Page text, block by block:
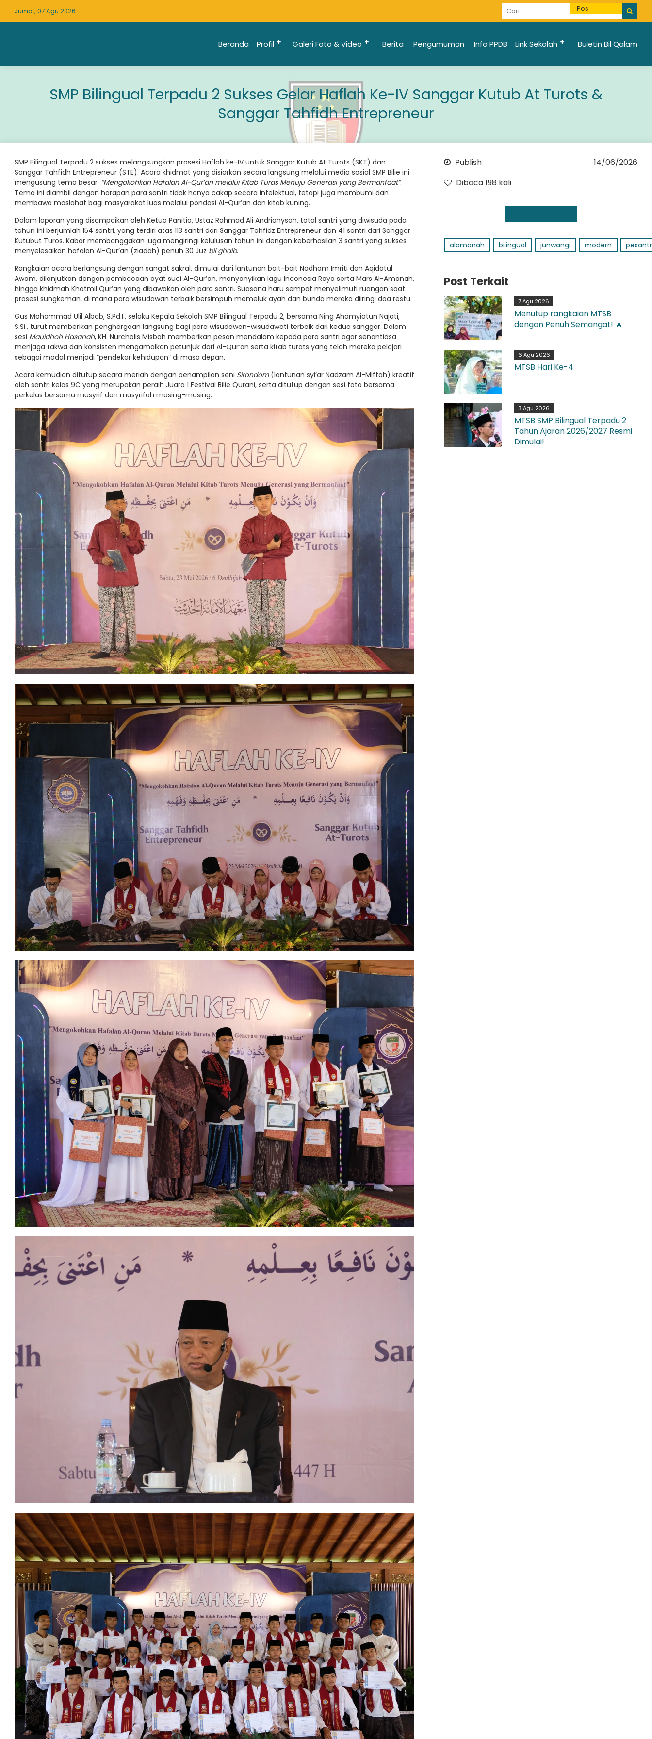
Jumat, 07 Agu 2026 Informasi Penerimaan Santri Baru 2025/2026
Beranda Profil Galeri Foto & Video Berita Pengumuman Info PPDB Link Sekolah Buletin Bil Qalam
SMP Bilingual Terpadu 2 Sukses Gelar Haflah Ke-IV Sanggar Kutub At Turots &
Sanggar Tahfidh Entrepreneur
SMP Bilingual Terpadu 2 sukses melangsungkan prosesi Haflah ke-IV untuk Sanggar Kutub At Turots (SKT) dan
Sanggar Tahfidh Entrepreneur (STE). Acara khidmat yang disiarkan secara langsung melalui media sosial SMP Bilie ini
mengusung tema besar, “Mengokohkan Hafalan Al-Qur’an melalui Kitab Turas Menuju Generasi yang Bermanfaat”.
Tema ini diambil dengan harapan para santri tidak hanya cakap secara intelektual, tetapi juga membumi dan
membawa maslahat bagi masyarakat luas melalui pondasi Al-Qur’an dan kitab kuning.
Dalam laporan yang disampaikan oleh Ketua Panitia, Ustaz Rahmad Ali Andrianysah, total santri yang diwisuda pada
tahun ini berjumlah 154 santri, yang terdiri atas 113 santri dari Sanggar Tahfidz Entrepreneur dan 41 santri dari Sanggar
Kutubut Turos. Kabar membanggakan juga mengiringi kelulusan tahun ini dengan keberhasilan 3 santri yang sukses
menyelesaikan hafalan Al-Qur’an (ziadah) penuh 30 Juz bil ghaib.
Rangkaian acara berlangsung dengan sangat sakral, dimulai dari lantunan bait-bait Nadhom Imriti dan Aqidatul
Awam, dilanjutkan dengan pembacaan ayat suci Al-Qur’an, menyanyikan lagu Indonesia Raya serta Mars Al-Amanah,
hingga khidmah Khotmil Qur’an yang dibawakan oleh para santri. Suasana haru sempat menyelimuti ruangan saat
prosesi sungkeman, di mana para wisudawan terbaik bersimpuh memeluk ayah dan bunda mereka diiringi doa restu.
Gus Mohammad Ulil Albab, S.Pd.I., selaku Kepala Sekolah SMP Bilingual Terpadu 2, bersama Ning Ahamyiatun Najati,
S.Si., turut memberikan penghargaan langsung bagi para wisudawan-wisudawati terbaik dari kedua sanggar. Dalam
sesi Mauidhoh Hasanah, KH. Nurcholis Misbah memberikan pesan mendalam kepada para santri agar senantiasa
menjaga takwa dan konsisten mengamalkan petunjuk dari Al-Qur’an serta kitab turats yang telah mereka pelajari
sebagai modal menjadi “pendekar kehidupan” di masa depan.
Acara kemudian ditutup secara meriah dengan penampilan seni Sirondom(lantunan syi’ar Nadzam Al-Miftah) kreatif
oleh santri kelas 9C yang merupakan peraih Juara 1 Festival Bilie Qurani, serta ditutup dengan sesi foto bersama
perkelas bersama musyrif dan musyrifah masing-masing.
Publish
14/06/2026
Dibaca 198 kali
alamanah bilingual junwangi modern
Post Terkait
7 Agu 2026
Menutup rangkaian MTSB
dengan Penuh Semangat! 🔥
6 Agu 2026
MTSB Hari Ke-4
3 Agu 2026
MTSB SMP Bilingual Terpadu 2
Tahun Ajaran 2026/2027 Resmi
Dimulai!